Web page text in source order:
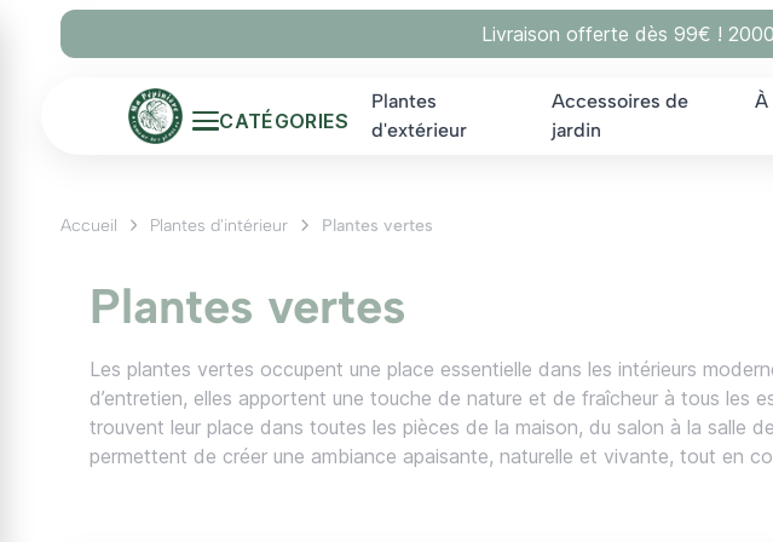
Livraison offerte dès 99€ !
CATÉGORIES
Plantes
d'extérieur
Accessoires de
jardin
À
Accueil Plantes d'intérieur Plantes vertes
Plantes vertes
Les plantes vertes occupent une place essentielle dans les intérieurs
d’entretien, elles apportent une touche de nature et de fraîcheur à tous les
trouvent leur place dans toutes les pièces de la maison, du salon à la salle
permettent de créer une ambiance apaisante, naturelle et vivante, tout en
aux environnements peu lumineux, ce qui en fait des compagnes idéales
Panneau de gestion des cookies